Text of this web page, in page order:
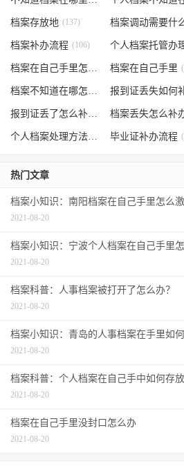
档案存放地 (137)
档案补办流程 (106)
档案在自己手里怎么办 (85)
档案在自己手里
档案不知道在哪怎么办 (62)
报到证丢了怎么补办 (52)
个人档案处理方法 毕业证补办流程
热门文章
档案小知识：南阳档案在自己手里怎么激
2021-08-20
档案小知识：宁波个人档案在自己手里怎
2021-08-20
档案科普：人事档案被打开了怎么办？
2021-08-20
档案小知识：青岛的人事档案在手里如何
2021-08-20
档案科普：个人档案在自己手中如何存放
2021-08-20
档案在自己手里没封口怎么办
2021-08-20